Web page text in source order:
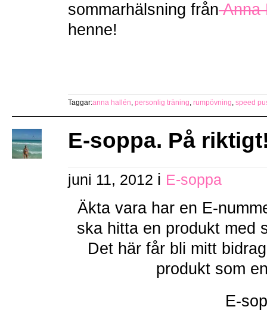
sommarhälsning frånAnna
henne!
Taggar:anna hallén, personlig träning, rumpövning, speed
E-soppa. På
juni 11, 2012 i E-soppa
Äkta vara har en E-
ska hitta en produkt med
Det här får bli mitt
produkt som
E-